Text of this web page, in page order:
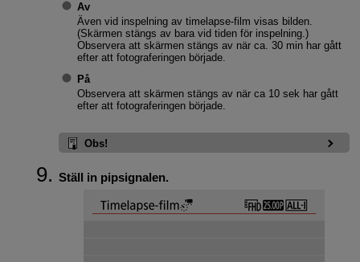
Av
Även vid inspelning av timelapse-film visas bilden.
(Skärmen stängs av bara vid tiden för inspelning.)
Observera att skärmen stängs av när ca. 30 min har gått
efter att fotograferingen började.
På
Observera att skärmen stängs av när ca 10 sek har gått
efter att fotograferingen började.
Obs!
Ställ in pipsignalen.